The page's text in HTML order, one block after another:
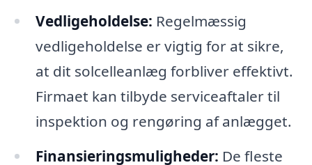
Vedligeholdelse: Regelmæssig
vedligeholdelse er vigtig for at sikre,
at dit solcelleanlæg forbliver effektivt.
Firmaet kan tilbyde serviceaftaler til
inspektion og rengøring af anlægget.
Finansieringsmuligheder: De fleste